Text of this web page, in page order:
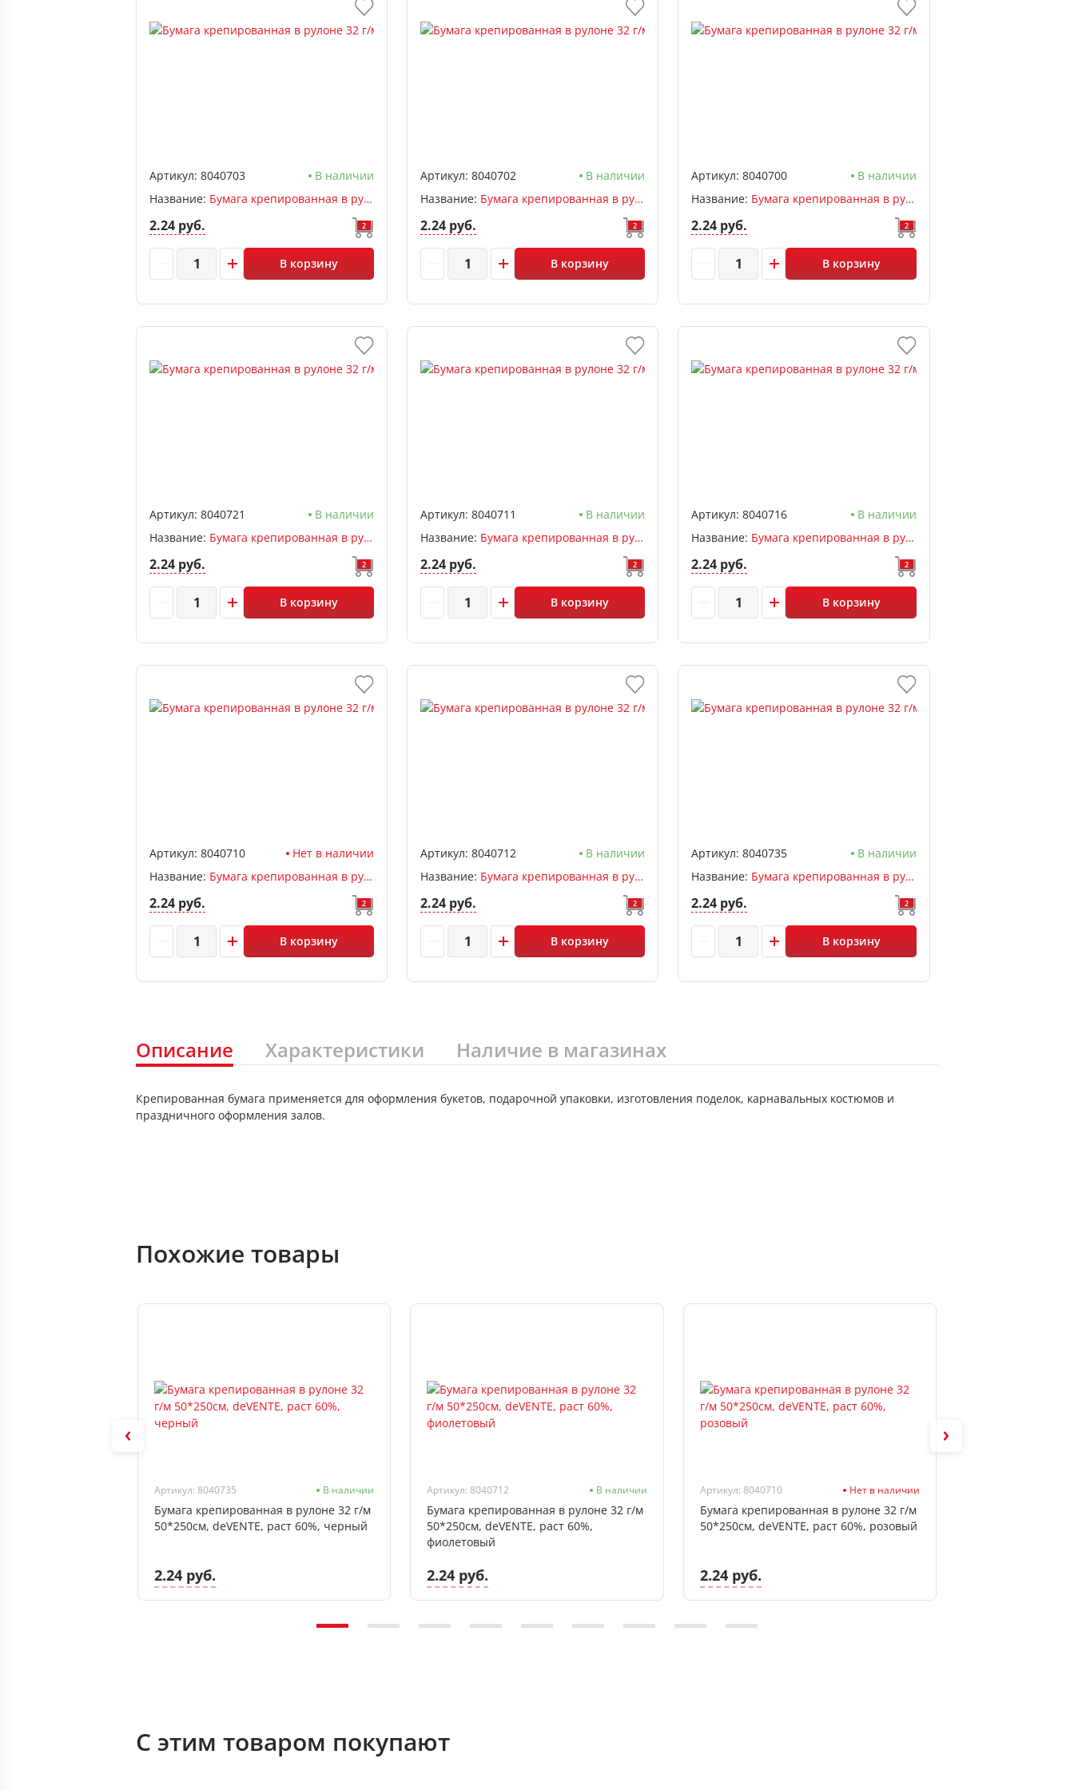
Артикул: 8040703
Название:
Бумага крепированная в рулоне 32 г/м 50*250см, deVENTE, раст 60%, желтый
В наличии
2.24 руб. 2
В корзину
Артикул: 8040702
Название:
Бумага крепированная в рулоне 32 г/м 50*250см, deVENTE, раст 60%, лимонный
В наличии
2.24 руб. 2
В корзину
Артикул: 8040700
Название:
Бумага крепированная в рулоне 32 г/м 50*250см, deVENTE, раст 60%, белый
В наличии
2.24 руб. 2
В корзину
Артикул: 8040721
Название:
Бумага крепированная в рулоне 32 г/м 50*250см, deVENTE, раст 60%, зеленый
В наличии
2.24 руб. 2
В корзину
Артикул: 8040711
Название:
Бумага крепированная в рулоне 32 г/м 50*250см, deVENTE, раст 60%, голубой
В наличии
2.24 руб. 2
В корзину
Артикул: 8040716
Название:
Бумага крепированная в рулоне 32 г/м 50*250см, deVENTE, раст 60%, синий
В наличии
2.24 руб. 2
В корзину
Артикул: 8040710
Название:
Бумага крепированная в рулоне 32 г/м 50*250см, deVENTE, раст 60%, розовый
Нет в наличии
2.24 руб. 2
В корзину
Артикул: 8040712
Название:
Бумага крепированная в рулоне 32 г/м 50*250см, deVENTE, раст 60%, фиолетовый
В наличии
2.24 руб. 2
В корзину
Артикул: 8040735
Название:
Бумага крепированная в рулоне 32 г/м 50*250см, deVENTE, раст 60%, черный
В наличии
2.24 руб. 2
В корзину
Описание Характеристики Наличие в магазинах
Крепированная бумага применяется для оформления букетов, подарочной упаковки, изготовления поделок, карнавальных костюмов и
праздничного оформления залов.
Похожие товары
Артикул: 8040735 В наличии
Бумага крепированная в рулоне 32 г/м
50*250см, deVENTE, раст 60%, черный
2.24 руб.
Артикул: 8040712 В наличии
Бумага крепированная в рулоне 32 г/м
50*250см, deVENTE, раст 60%,
фиолетовый
2.24 руб.
Артикул: 8040710 Нет в наличии
Бумага крепированная в рулоне 32 г/м
50*250см, deVENTE, раст 60%, розовый
2.24 руб.
С этим товаром покупают